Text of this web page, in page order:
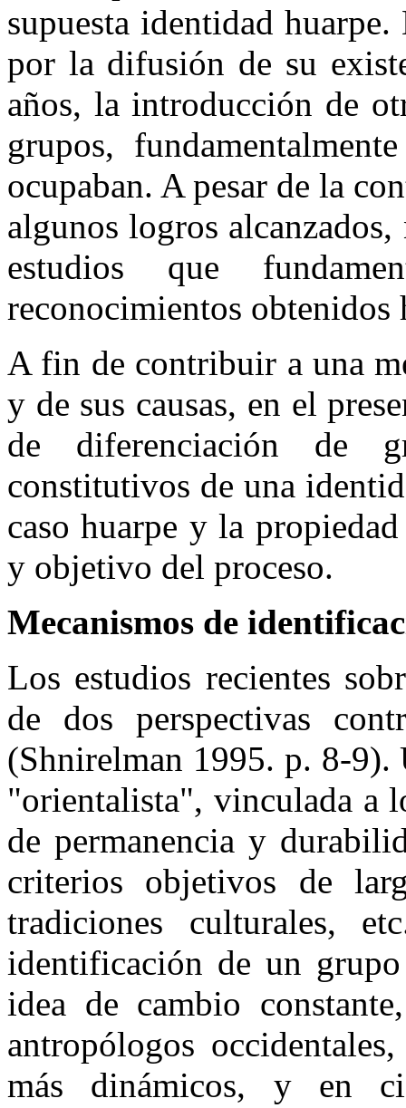
supuesta identidad
por la difusión de su
años, la introducción de
grupos,
ocupaban. A pesar de la
algunos logros
estudios que
reconocimientos obtenidos
A fin de contribuir a una
y de sus causas, en el
de diferenciación de
constitutivos de una
caso huarpe y la
y objetivo del proceso.
Mecanismos de
Los estudios recientes
de dos perspectivas
(Shnirelman 1995. p. 8-9).
"orientalista", vinculada a
de permanencia y
criterios objetivos de
tradiciones culturales,
identificación de un
idea de cambio
antropólogos
más dinámicos, y en